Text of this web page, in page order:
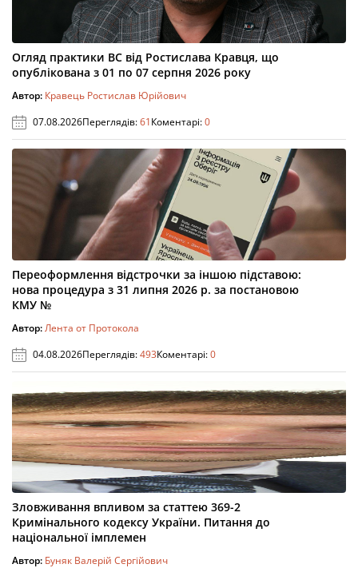
Огляд практики ВС від Ростислава Кравця, що
опублікована з 01 по 07 серпня 2026 року
Автор: Кравець Ростислав Юрійович
07.08.2026Переглядів:61Коментарі:0
Переоформлення відстрочки за іншою підставою:
нова процедура з 31 липня 2026 р. за постановою
КМУ №
Автор:Лента от Протокола
04.08.2026Переглядів:493Коментарі:0
Зловживання впливом за статтею 369-2
Кримінального кодексу України. Питання до
національної імплемен
Автор: Буняк Валерій Сергійович